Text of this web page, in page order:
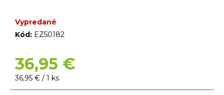
Vypredané
Kód: EZ50182
36,95 €
Jednotková
cena:
36,95 € / 1 ks
t
e
á
s